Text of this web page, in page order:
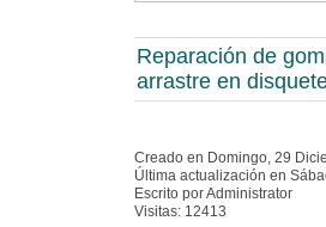
Reparación de
arrastre en
Creado en Domingo, 29
Última actualización en
Escrito por Administrator
Visitas: 12413